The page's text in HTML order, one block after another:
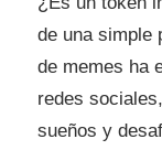
de una simple
de memes ha
redes
sueños y